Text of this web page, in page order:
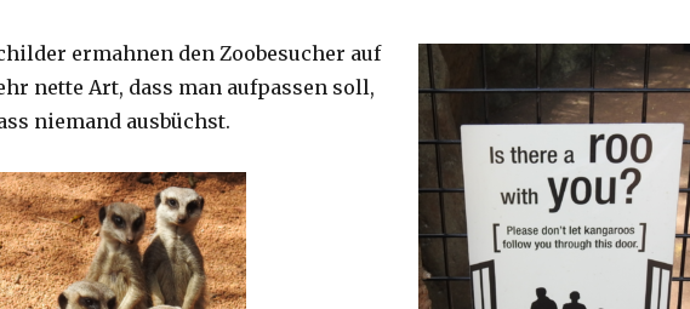
ermahnen den Zoobesucher auf
nette Art, dass man aufpassen soll,
niemand ausbüchst.